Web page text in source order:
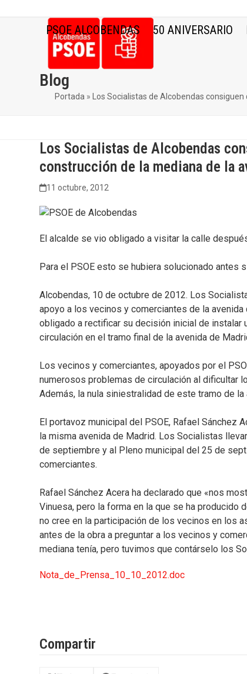
PSOE ALCOBENDAS 50 ANIVERSARIO
Blog
Portada » Los Socialistas de Alcobendas
Los Socialistas de Alcobendas
construcción de la mediana de la
11 octubre, 2012
El alcalde se vio obligado a visitar la calle
Para el PSOE esto se hubiera solucionado antes
Alcobendas, 10 de octubre de 2012. Los
apoyo a los vecinos y comerciantes de la
obligado a rectificar su decisión inicial de instalar
circulación en el tramo final de la avenida de
Los vecinos y comerciantes, apoyados por el
numerosos problemas de circulación al dificultar
Además, la nula siniestralidad de este tramo de
El portavoz municipal del PSOE, Rafael Sánchez
la misma avenida de Madrid. Los Socialistas
de septiembre y al Pleno municipal del 25 de
comerciantes.
Rafael Sánchez Acera ha declarado que «nos
Vinuesa, pero la forma en la que se ha producido
no cree en la participación de los vecinos en los
antes de la obra a preguntar a los vecinos y
mediana tenía, pero tuvimos que contárselo los
Nota_de_Prensa_10_10_2012.doc
Compartir